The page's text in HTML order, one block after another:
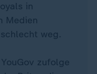
in
Medien
weg.
zufolge